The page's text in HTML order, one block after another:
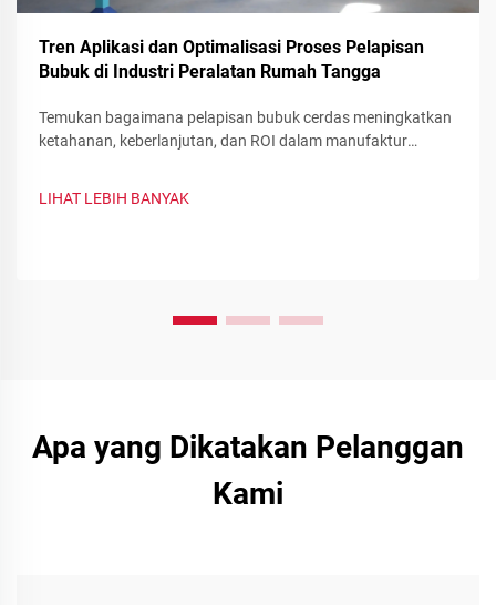
Tren Aplikasi dan Optimalisasi Proses Pelapisan
Bubuk di Industri Peralatan Rumah Tangga
Temukan bagaimana pelapisan bubuk cerdas meningkatkan
ketahanan, keberlanjutan, dan ROI dalam manufaktur
LIHAT LEBIH BANYAK
Apa yang Dikatakan Pelanggan
Kami